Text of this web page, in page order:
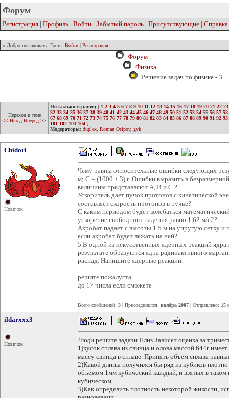
Форум
Регистрация | Профиль | Войти | Забытый пароль | Присутствующие | Справка
» Добро пожаловать, Гость: Войти | Регистрация
Форум
Физика
Решение задач по физике - 3
Переход к теме
<< Назад Вперед >>
Несколько страниц [ 1 2 3 4 5 6 7 8 9 10 11 12 13 14 15 16 17 18 19 20 21 22 23
32 33 34 35 36 37 38 39 40 41 42 43 44 45 46 47 48 49 50 51 52 53 54 55 56 57 58
67 68 69 70 71 72 73 74 75 76 77 78 79 80 81 82 83 84 85 86 87 88 89 90 91 92 93
101 102 103 104 ]
Модераторы: duplex Roman Osipov, gvk
Chidori
Новичок
Чему равны относительные ошибки следующих
м; С = (1000 ± 3) г. Ошибки выразить в
величины представляют А, В и С ?
Ускоритель дает пучок протонов с кинетической
составляет скорость протонов в пучке?
С каким периодом будет колебаться
ускорение свободного падения равно 1,62 м/с2?
Акробат падает с высоты 1.5 м на упругую сетку и
если акробат будет лежать на ней?
5.В одной из искусственных ядерных реакций
результате образуются ядра радиоактивного
распад. Напишите ядерные реакции.
решите пожалуста
до 17 числа если сможете
Всего сообщений: 3 | Присоединился: ноябрь 2007 | Отправлено: 15
ildarxxx3
Новичок
Люди решите задачи Плиз Зависет оценка за
1)кусок сплава из свинца и олова массой 644г
массу свинца в сплаве. Принять объём сплава
2)Какой длины получился бы ряд из кубиков
объёмом 1мм кубический каждый, и взятых в таком
кубическом.
3)Как определить плотность некоторой жикости,